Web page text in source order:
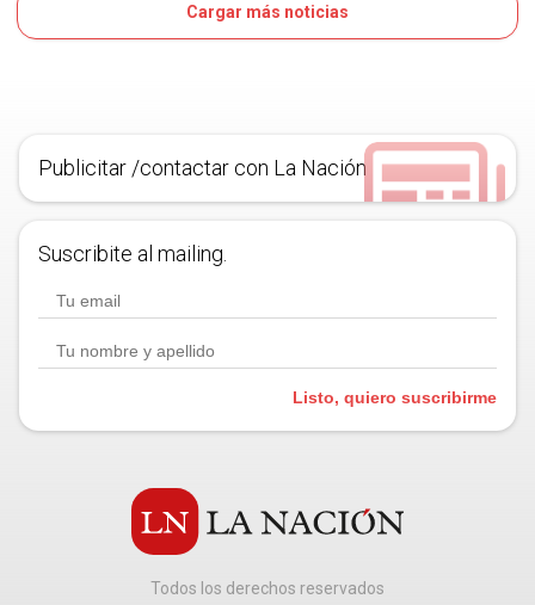
Cargar más noticias
Publicitar /contactar con La Nación
Suscribite al mailing.
Listo, quiero suscribirme
Todos los derechos reservados